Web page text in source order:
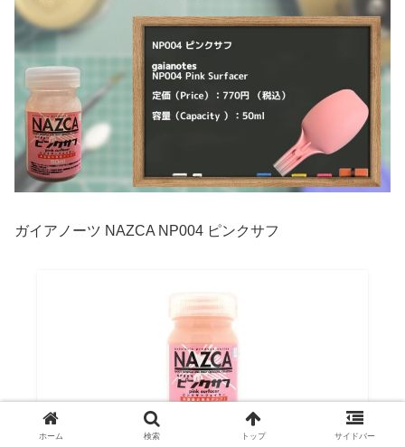
ガイアノーツ NAZCA NP004 ピンクサフ
ホーム 検索 トップ サイドバー